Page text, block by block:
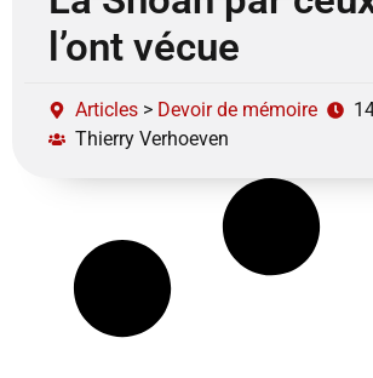
l’ont vécue
Articles > Devoir de mémoire
Thierry Verhoeven